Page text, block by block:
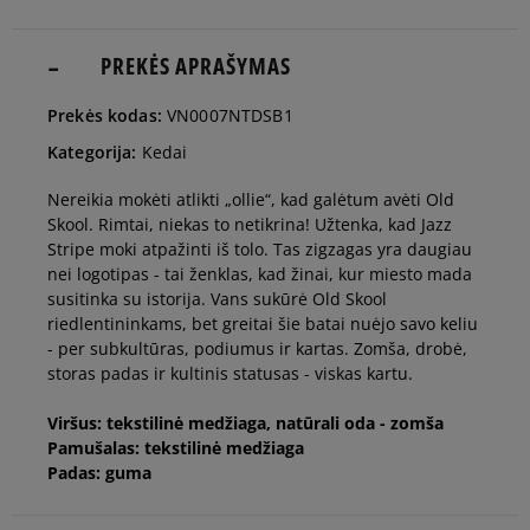
36,5 23 cm
38 24 cm Pranešti man
38,5 24,5 cm Pranešti man
39 25 cm Pranešti man
40 25,5 cm Pranešti man
PREKĖS APRAŠYMAS
Prekės kodas: VN0007NTDSB1
Kategorija: Kedai
Nereikia mokėti atlikti „ollie“, kad galėtum avėti Old
Skool. Rimtai, niekas to netikrina! Užtenka, kad Jazz
Stripe moki atpažinti iš tolo. Tas zigzagas yra daugiau
nei logotipas - tai ženklas, kad žinai, kur miesto mada
susitinka su istorija. Vans sukūrė Old Skool
riedlentininkams, bet greitai šie batai nuėjo savo keliu
- per subkultūras, podiumus ir kartas. Zomša, drobė,
storas padas ir kultinis statusas - viskas kartu.
Viršus: tekstilinė medžiaga, natūrali oda - zomša
Pamušalas: tekstilinė medžiaga
Padas: guma